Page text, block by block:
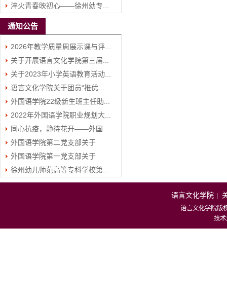
淬火青春映初心——徐州幼专...
通知公告
2026年教学质量周展示课与评...
关于开展语言文化学院第三届...
关于2023年小学英语教育活动...
语言文化学院关于团员“推优...
外国语学院22级新生班主任助...
2022年外国语学院职业规划大...
同心抗疫，静待花开——外国...
外国语学院第二党支部关于
202...
外国语学院第一党支部关于
202...
徐州幼儿师范高等专科学校第...
语言文化学院
语言文化学院版
技